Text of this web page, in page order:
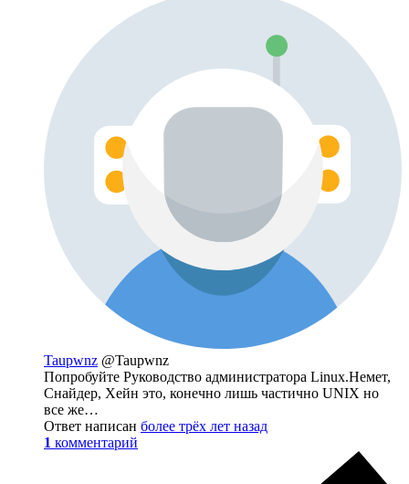
Taupwnz @Taupwnz
Попробуйте Руководство администратора Linux.Немет,
Снайдер, Хейн это, конечно лишь частично UNIX но
все же…
Ответ написан более трёх лет назад
1 комментарий